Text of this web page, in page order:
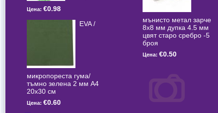
Цена: €0.98
EVA /
микропореста гума/
тъмно зелена 2 мм А4
20x30 см
Цена: €0.60
мънисто метал зарче
8x8 мм дупка 4.5 мм
цвят старо сребро -5
броя
Цена: €0.50